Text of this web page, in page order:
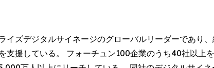
ズデジタルサイネージのグローバルリーダーであり
支援している。 フォーチュン100企業のうち40社以上